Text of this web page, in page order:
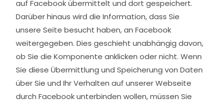
auf Facebook übermittelt und dort gespeichert.
Darüber hinaus wird die Information, dass Sie
unsere Seite besucht haben, an Facebook
weitergegeben. Dies geschieht unabhängig davon,
ob Sie die Komponente anklicken oder nicht. Wenn
Sie diese Übermittlung und Speicherung von Daten
über Sie und Ihr Verhalten auf unserer Webseite
durch Facebook unterbinden wollen, müssen Sie